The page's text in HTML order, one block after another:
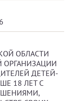
ОБЛАСТИ
ДЕТЕЙ-
18 ЛЕТ С